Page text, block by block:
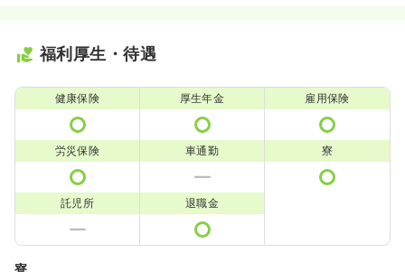
福利厚生・待遇
健康保険 厚生年金 雇用保険
労災保険 車通勤 寮
託児所 退職金
寮